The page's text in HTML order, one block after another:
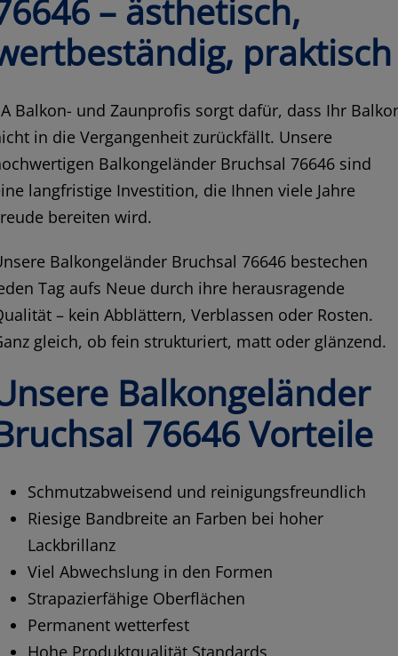
– ästhetisch,
praktisch
Balkon- und Zaunprofis sorgt dafür, dass Ihr
in die Vergangenheit zurückfällt. Unsere
Balkongeländer Bruchsal 76646 sind
langfristige Investition, die Ihnen viele Jahre
bereiten wird.
Balkongeländer Bruchsal 76646 bestechen
Tag aufs Neue durch ihre herausragende
– kein Abblättern, Verblassen oder Rosten.
gleich, ob fein strukturiert, matt oder glänzend.
Balkongeländer
76646 Vorteile
Schmutzabweisend und reinigungsfreundlich
Riesige Bandbreite an Farben bei hoher
Lackbrillanz
Viel Abwechslung in den Formen
Strapazierfähige Oberflächen
Permanent wetterfest